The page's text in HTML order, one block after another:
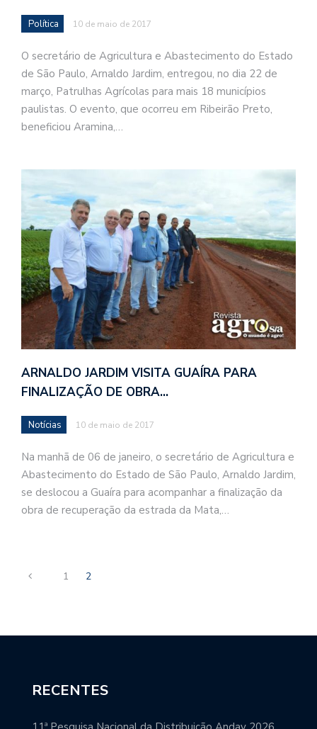
Política 10 de maio de 2017
O secretário de Agricultura e Abastecimento do Estado
de São Paulo, Arnaldo Jardim, entregou, no dia 22 de
março, Patrulhas Agrícolas para mais 18 municípios
paulistas. O evento, que ocorreu em Ribeirão Preto,
beneficiou Aramina,…
ARNALDO JARDIM VISITA GUAÍRA PARA
FINALIZAÇÃO DE OBRA…
Notícias 10 de maio de 2017
Na manhã de 06 de janeiro, o secretário de Agricultura e
Abastecimento do Estado de São Paulo, Arnaldo Jardim,
se deslocou a Guaíra para acompanhar a finalização da
obra de recuperação da estrada da Mata,…
1 2
RECENTES